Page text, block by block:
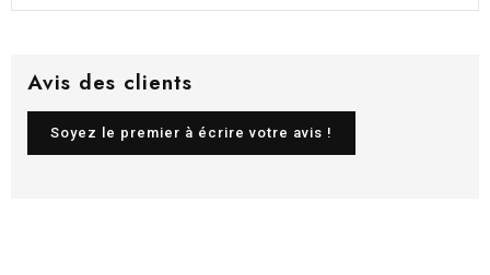
Avis des clients
Soyez le premier à écrire votre avis !